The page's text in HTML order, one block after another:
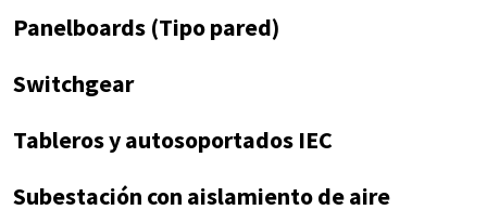
Panelboards (Tipo pared)
Switchgear
Tableros y autosoportados IEC
Subestación con aislamiento de aire